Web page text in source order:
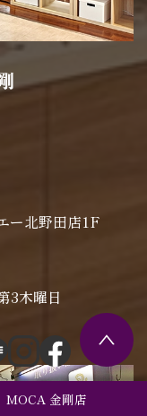
MOCA 金剛店
ー北野田店1F
3木曜日